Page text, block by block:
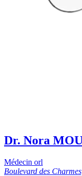
Dr. Nora
Médecin orl
Boulevard des